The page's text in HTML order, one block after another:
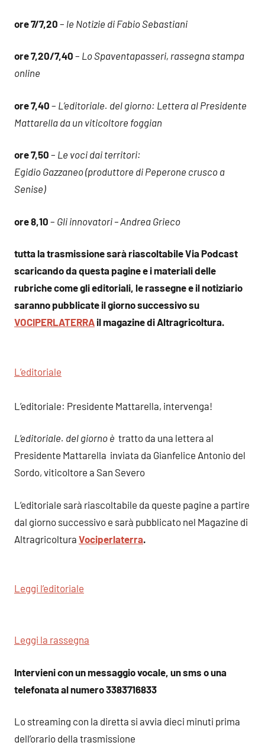
ore 7/7,20 – le Notizie di Fabio Sebastiani
ore 7,20/7,40 – Lo Spaventapasseri, rassegna stampa
online
ore 7,40 – L’editoriale. del giorno: Lettera al Presidente
Mattarella da un viticoltore foggian
ore 7,50 – Le voci dai territori:
Egidio Gazzaneo (produttore di Peperone crusco a
Senise)
ore 8,10 – Gli innovatori – Andrea Grieco
tutta la trasmissione sarà riascoltabile Via Podcast
scaricando da questa pagine e i materiali delle
rubriche come gli editoriali, le rassegne e il notiziario
saranno pubblicate il giorno successivo su
VOCIPERLATERRA il magazine di Altragricoltura.
L’editoriale
L’editoriale: Presidente Mattarella, intervenga!
L’editoriale. del giorno è tratto da una lettera al
Presidente Mattarella inviata da Gianfelice Antonio del
Sordo, viticoltore a San Severo
L’editoriale sarà riascoltabile da queste pagine a partire
dal giorno successivo e sarà pubblicato nel Magazine di
Altragricoltura Vociperlaterra.
Leggi l’editoriale
Leggi la rassegna
Intervieni con un messaggio vocale, un sms o una
telefonata al numero 3383716833
Lo streaming con la diretta si avvia dieci minuti prima
dell’orario della trasmissione